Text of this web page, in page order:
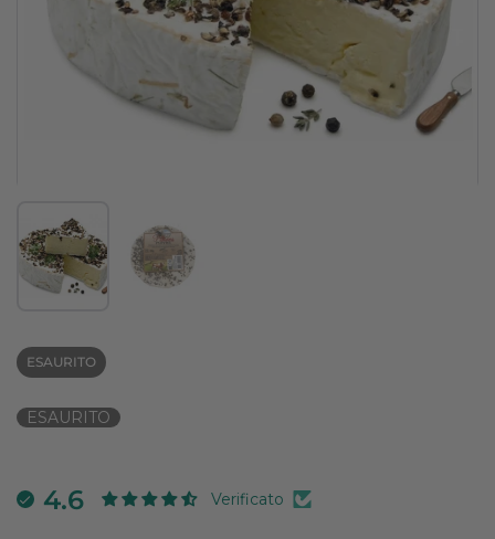
Mostra diapositiva 1
ESAURITO
ESAURITO
4.6 Verificato